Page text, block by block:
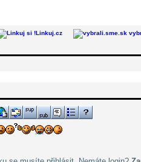
Linkuj.cz